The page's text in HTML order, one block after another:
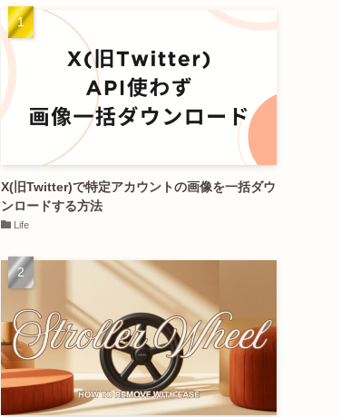
X(旧Twitter)で特定アカウントの画像を一括ダウ
ンロードする方法
Life